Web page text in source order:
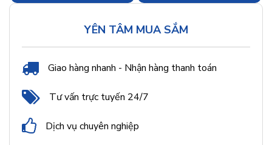
YÊN TÂM MUA SẮM
Giao hàng nhanh - Nhận hàng thanh toán
Tư vấn trực tuyến 24/7
Dịch vụ chuyên nghiệp